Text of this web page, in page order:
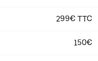
299€ TTC
150€